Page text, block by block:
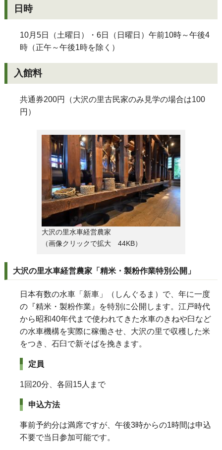
日時
10月5日（土曜日）・6日（日曜日）午前10時～午後4
時（正午～午後1時を除く）
入館料
共通券200円（大沢の里古民家のみ見学の場合は100
円）
大沢の里水車経営農家
（画像クリックで拡大 44KB）
大沢の里水車経営農家「精米・製粉作業特別公開」
日本有数の水車「新車」（しんぐるま）で、年に一度
の『精米・製粉作業』を特別に公開します。江戸時代
から昭和40年代まで使われてきた水車のきねや臼など
の水車機構を実際に稼働させ、大沢の里で収穫した米
をつき、石臼で新そばを挽きます。
定員
1回20分、各回15人まで
申込方法
事前予約分は満席ですが、午後3時からの1時間は申込
不要で当日参加可能です。